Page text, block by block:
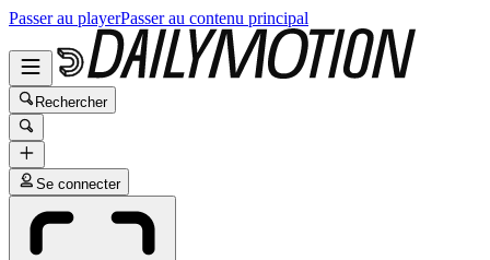
Passer au playerPasser au contenu principal
Rechercher
Se connecter